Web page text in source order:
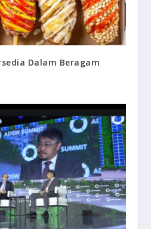
Dalam Beragam